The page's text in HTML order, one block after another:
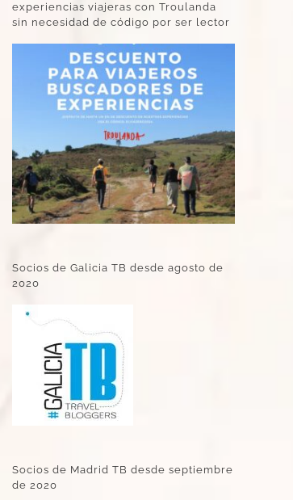
experiencias viajeras con Troulanda
sin necesidad de código por ser lector
Socios de Galicia TB desde agosto de
2020
Socios de Madrid TB desde septiembre
de 2020